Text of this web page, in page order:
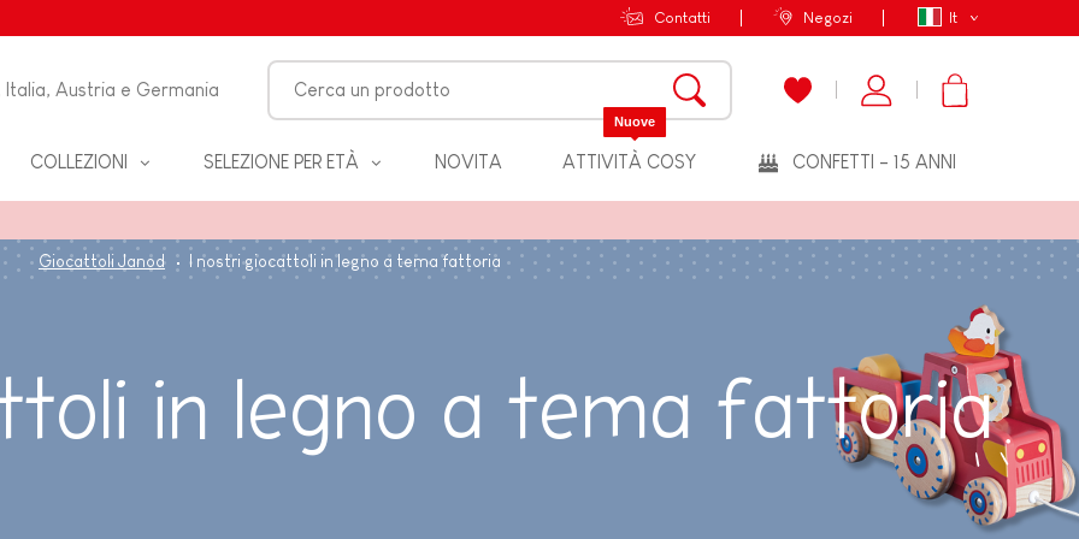
It
Contatti Negozi
Italia, Austria e Germania
COLLEZIONI SELEZIONE PER ETÀ NOVITA ATTIVITÀ COSY
Nuove
CONFETTI - 15 ANNI
Giocattoli Janod I nostri giocattoli in legno a tema fattoria
in legno a tema fattoria